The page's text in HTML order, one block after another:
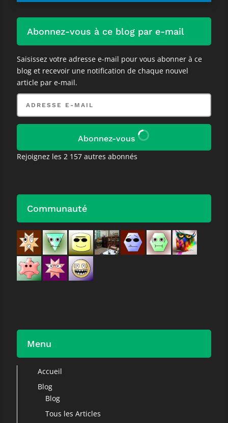
Abonnez-vous à ce blog par e-mail
Saisissez votre adresse e-mail pour vous abonner à ce
blog et recevoir une notification de chaque nouvel
article par e-mail.
Adresse
mail
Abonnez-vous
Rejoignez les 2 157 autres abonnés
Communauté
Menu
Accueil
Blog
Blog
Tous les Articles